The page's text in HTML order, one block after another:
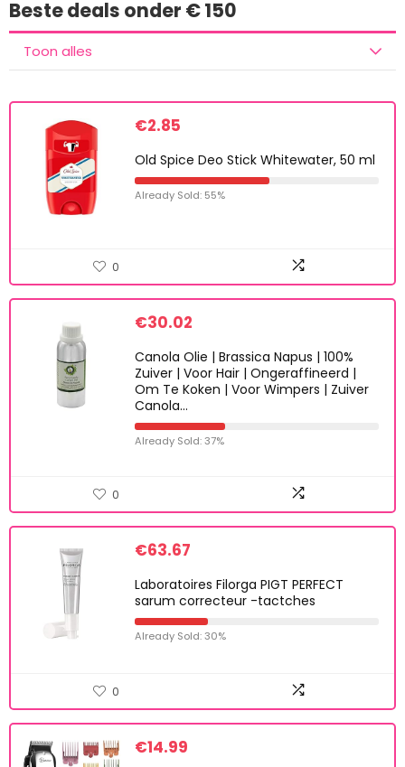
Beste deals onder € 150
Toon alles
€2.85
Old Spice Deo Stick Whitewater, 50 ml
Already Sold: 55%
0
€30.02
Canola Olie | Brassica Napus | 100%
Zuiver | Voor Hair | Ongeraffineerd |
Om Te Koken | Voor Wimpers | Zuiver
Canola…
Already Sold: 37%
0
€63.67
Laboratoires Filorga PIGT PERFECT
sarum correcteur -tactches
Already Sold: 30%
0
€14.99